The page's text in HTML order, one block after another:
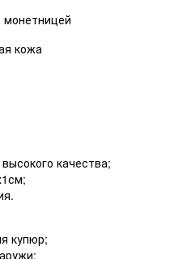
монетницей
кожа
качества;
купюр;